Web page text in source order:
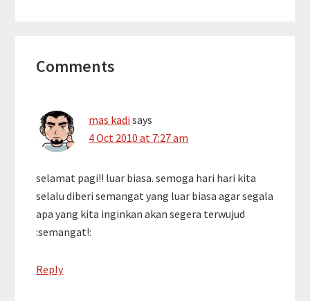
Interactions
Comments
mas kadi says
4 Oct 2010 at 7:27 am
selamat pagi!! luar biasa. semoga hari hari kita
selalu diberi semangat yang luar biasa agar segala
apa yang kita inginkan akan segera terwujud
:semangat!:
Reply